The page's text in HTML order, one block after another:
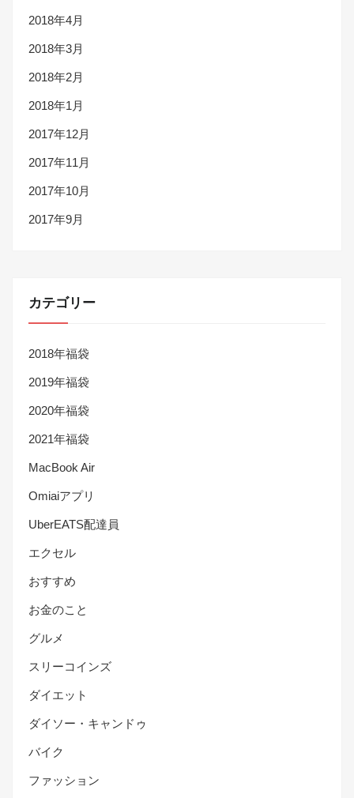
2018年4月
2018年3月
2018年2月
2018年1月
2017年12月
2017年11月
2017年10月
2017年9月
カテゴリー
2018年福袋
2019年福袋
2020年福袋
2021年福袋
MacBook Air
Omiaiアプリ
UberEATS配達員
エクセル
おすすめ
お金のこと
グルメ
スリーコインズ
ダイエット
ダイソー・キャンドゥ
バイク
ファッション